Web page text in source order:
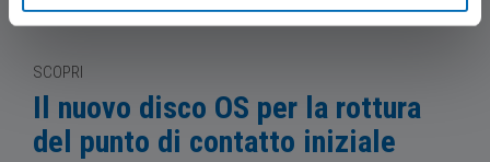
SCOPRI
Il nuovo disco OS per la rottura
del punto di contatto iniziale